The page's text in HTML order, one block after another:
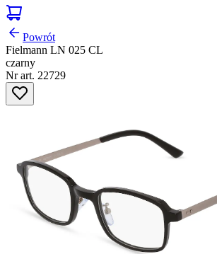
Powrót
Fielmann LN 025 CL
czarny
Nr art. 22729